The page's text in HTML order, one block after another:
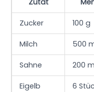
Zucker 100 g
Milch 500
Sahne 200
Eigelb 6